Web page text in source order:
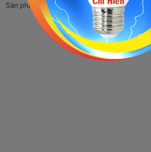
Sản phẩm này hiện tại đã ngừng bán. Hãy
chọn sản phẩm khác.
Quay lại trang chủ